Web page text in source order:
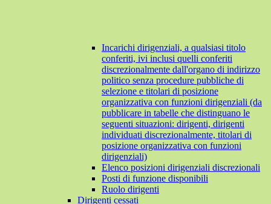
Incarichi dirigenziali, a qualsiasi titolo
conferiti, ivi inclusi quelli conferiti
discrezionalmente dall'organo di indirizzo
politico senza procedure pubbliche di
selezione e titolari di posizione
organizzativa con funzioni dirigenziali (da
pubblicare in tabelle che distinguano le
seguenti situazioni: dirigenti, dirigenti
individuati discrezionalmente, titolari di
posizione organizzativa con funzioni
dirigenziali)
Elenco posizioni dirigenziali discrezionali
Posti di funzione disponibili
Ruolo dirigenti
Dirigenti cessati